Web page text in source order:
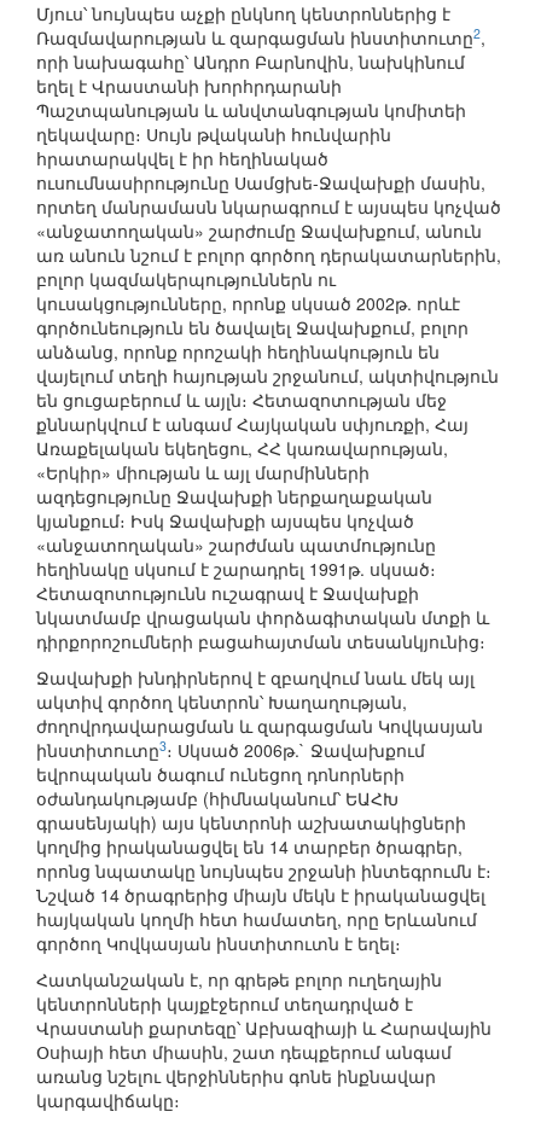
Մյուս՝ նույնպես աչքի ընկնող կենտրոններից է
Ռազմավարության և զարգացման ինստիտուտը2,
որի նախագահը՝ Անդրո Բարնովին, նախկինում
եղել է Վրաստանի խորհրդարանի
Պաշտպանության և անվտանգության կոմիտեի
ղեկավարը։ Սույն թվականի հունվարին
հրատարակվել է իր հեղինակած
ուսումնասիրությունը Սամցխե-Ջավախքի մասին,
որտեղ մանրամասն նկարագրում է այսպես կոչված
«անջատողական» շարժումը Ջավախքում, անուն
առ անուն նշում է բոլոր գործող դերակատարներին,
բոլոր կազմակերպություններն ու
կուսակցությունները, որոնք սկսած 2002թ. որևէ
գործունեություն են ծավալել Ջավախքում, բոլոր
անձանց, որոնք որոշակի հեղինակություն են
վայելում տեղի հայության շրջանում, ակտիվություն
են ցուցաբերում և այլն։ Հետազոտության մեջ
քննարկվում է անգամ Հայկական սփյուռքի, Հայ
Առաքելական եկեղեցու, ՀՀ կառավարության,
«Երկիր» միության և այլ մարմինների
ազդեցությունը Ջավախքի ներքաղաքական
կյանքում։ Իսկ Ջավախքի այսպես կոչված
«անջատողական» շարժման պատմությունը
հեղինակը սկսում է շարադրել 1991թ. սկսած։
Հետազոտությունն ուշագրավ է Ջավախքի
նկատմամբ վրացական փորձագիտական մտքի և
դիրքորոշումների բացահայտման տեսանկյունից։
Ջավախքի խնդիրներով է զբաղվում նաև մեկ այլ
ակտիվ գործող կենտրոն՝ Խաղաղության,
ժողովրդավարացման և զարգացման Կովկասյան
ինստիտուտը3։ Սկսած 2006թ.` Ջավախքում
եվրոպական ծագում ունեցող դոնորների
օժանդակությամբ (հիմնականում՝ ԵԱՀԽ
գրասենյակի) այս կենտրոնի աշխատակիցների
կողմից իրականացվել են 14 տարբեր ծրագրեր,
որոնց նպատակը նույնպես շրջանի ինտեգրումն է։
Նշված 14 ծրագրերից միայն մեկն է իրականացվել
հայկական կողմի հետ համատեղ, որը Երևանում
գործող Կովկասյան ինստիտուտն է եղել։
Հատկանշական է, որ գրեթե բոլոր ուղեղային
կենտրոնների կայքէջերում տեղադրված է
Վրաստանի քարտեզը՝ Աբխազիայի և Հարավային
Օսիայի հետ միասին, շատ դեպքերում անգամ
առանց նշելու վերջիններիս գոնե ինքնավար
կարգավիճակը։